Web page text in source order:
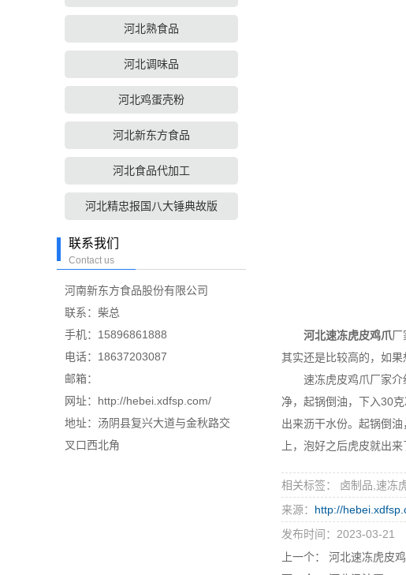
河北熟食品
河北调味品
河北鸡蛋壳粉
河北新东方食品
河北食品代加工
河北精忠报国八大锤典故版
联系我们
Contact us
河南新东方食品股份有限公司
联系：柴总
手机：15896861888
电话：18637203087
邮箱：
网址：http://hebei.xdfsp.com/
地址：汤阴县复兴大道与金秋路交
叉口西北角
河北速冻虎皮鸡爪厂
其实还是比较高的，如
速冻虎皮鸡爪厂家介绍
净，起锅倒油，下入30
出来沥干水份。起锅倒
上，泡好之后虎皮就出
相关标签： 卤制品,速冻
来源： http://
发布时间：2023-03-21
上一个：
河北速冻虎皮